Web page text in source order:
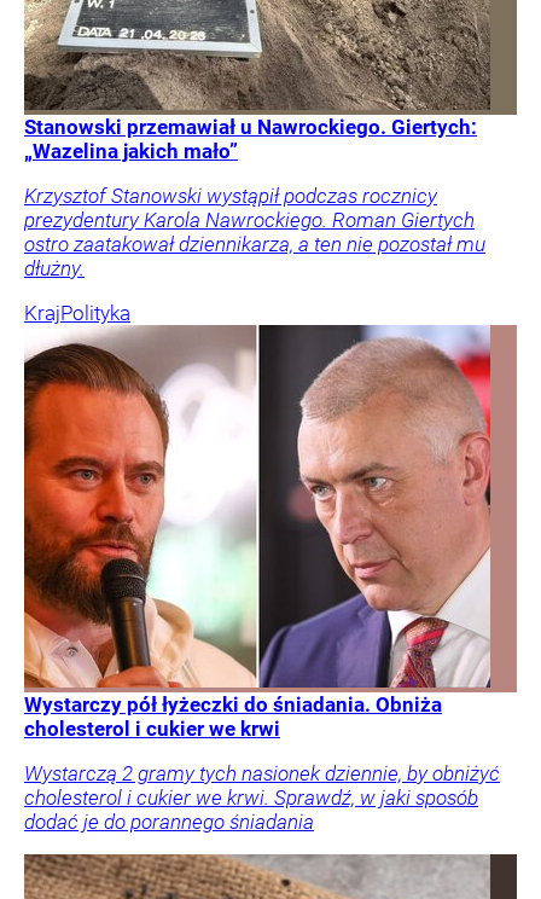
Stanowski przemawiał u Nawrockiego. Giertych:
„Wazelina jakich mało”
Krzysztof Stanowski wystąpił podczas rocznicy
prezydentury Karola Nawrockiego. Roman Giertych
ostro zaatakował dziennikarza, a ten nie pozostał mu
dłużny.
KrajPolityka
Wystarczy pół łyżeczki do śniadania. Obniża
cholesterol i cukier we krwi
Wystarczą 2 gramy tych nasionek dziennie, by obniżyć
cholesterol i cukier we krwi. Sprawdź, w jaki sposób
dodać je do porannego śniadania